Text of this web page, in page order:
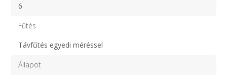
6
Fűtés
Távfűtés egyedi méréssel
Állapot